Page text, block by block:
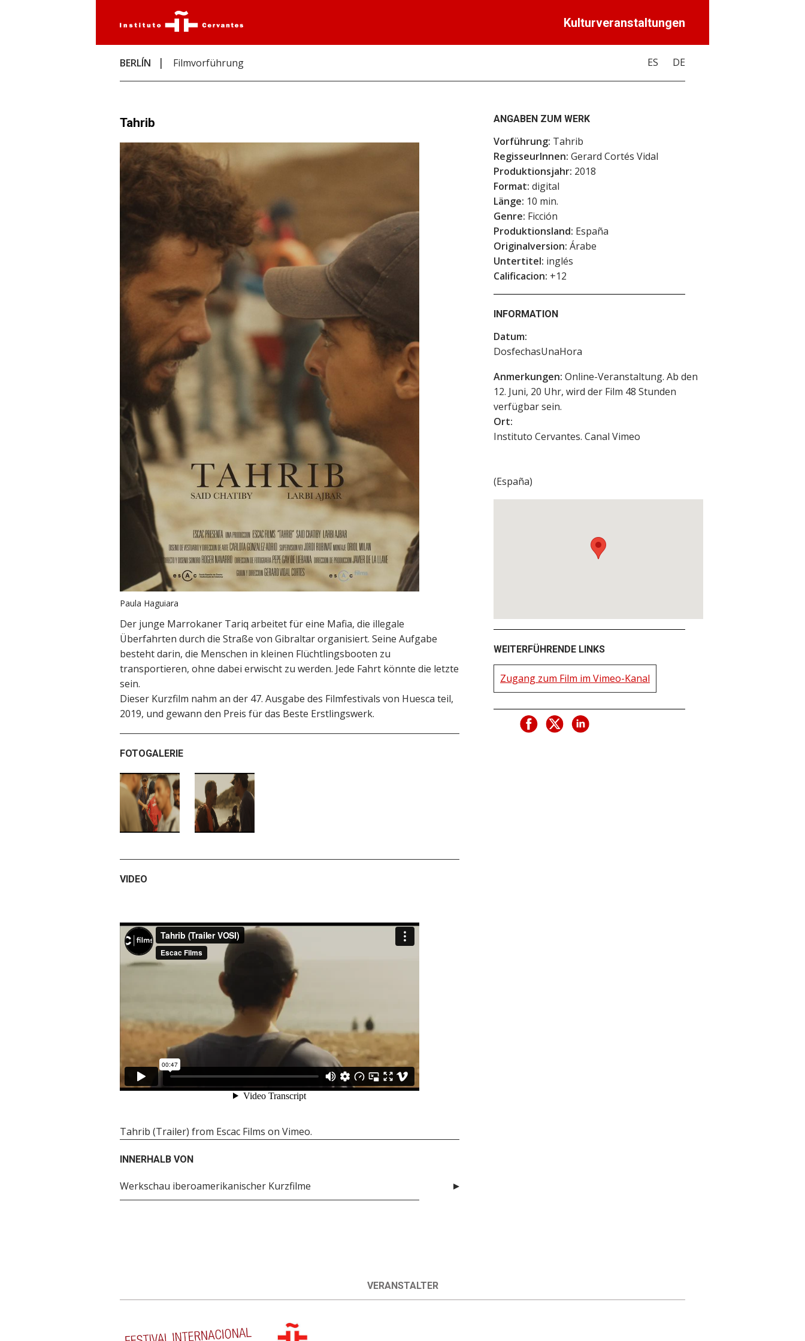
Kulturveranstaltungen
BERLÍN Filmvorführung ES DE
Tahrib
Paula Haguiara
Der junge Marrokaner Tariq arbeitet für eine Mafia, die illegale
Überfahrten durch die Straße von Gibraltar organisiert. Seine Aufgabe
besteht darin, die Menschen in kleinen Flüchtlingsbooten zu
transportieren, ohne dabei erwischt zu werden. Jede Fahrt könnte die letzte
sein.
Dieser Kurzfilm nahm an der 47. Ausgabe des Filmfestivals von Huesca teil,
2019, und gewann den Preis für das Beste Erstlingswerk.
FOTOGALERIE
VIDEO
Tahrib (Trailer) from Escac Films on Vimeo.
INNERHALB VON
Werkschau iberoamerikanischer Kurzfilme
ANGABEN ZUM WERK
Vorführung: Tahrib
RegisseurInnen: Gerard Cortés Vidal
Produktionsjahr: 2018
Format: digital
Länge: 10 min.
Genre: Ficción
Produktionsland: España
Originalversion: Árabe
Untertitel: inglés
Calificacion: +12
INFORMATION
Datum:
DosfechasUnaHora
Anmerkungen: Online-Veranstaltung. Ab den
12. Juni, 20 Uhr, wird der Film 48 Stunden
verfügbar sein.
Ort:
Instituto Cervantes. Canal Vimeo
(España)
WEITERFÜHRENDE LINKS
Zugang zum Film im Vimeo-Kanal
VERANSTALTER